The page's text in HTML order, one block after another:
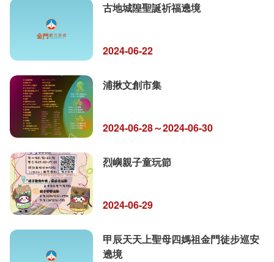
古地城隍聖誕祈福遶境
2024-06-22
浦揪文創市集
2024-06-28～2024-06-30
烈嶼親子童玩節
2024-06-29
甲辰天天上聖母四媽祖金門徒步巡安
遶境